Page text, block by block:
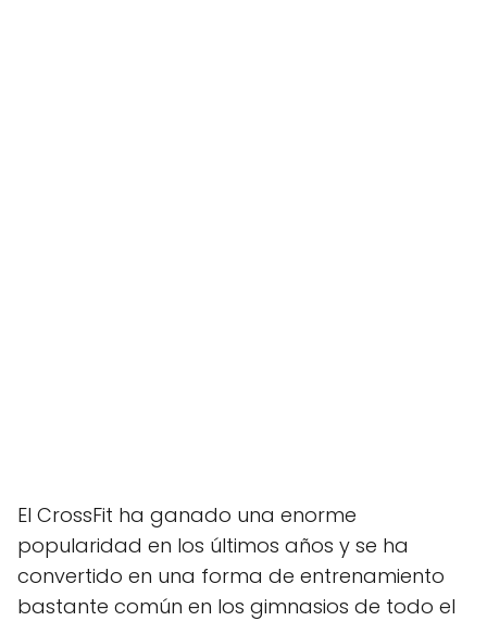
El CrossFit ha ganado una enorme
popularidad en los últimos años y se ha
convertido en una forma de entrenamiento
bastante común en los gimnasios de todo el